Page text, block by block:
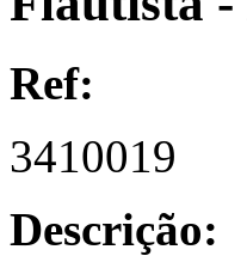
Ref:
3410019
Descrição: